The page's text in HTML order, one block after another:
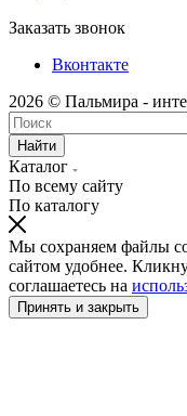
Заказать звонок
Вконтакте
2026 © Пальмира -
Найти
Каталог
По всему сайту
По каталогу
Мы сохраняем файлы
сайтом удобнее.
соглашаетесь на
Принять и закрыть